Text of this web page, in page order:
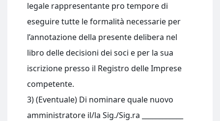
legale rappresentante pro tempore di
eseguire tutte le formalità necessarie per
l’annotazione della presente delibera nel
libro delle decisioni dei soci e per la sua
iscrizione presso il Registro delle Imprese
competente.
3) (Eventuale) Di nominare quale nuovo
amministratore il/la Sig./Sig.ra ____________